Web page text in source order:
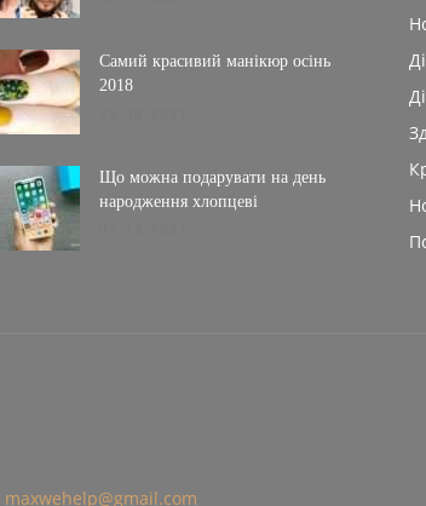
Самий красивий манікюр осінь
2018
Що можна подарувати на день
народження хлопцеві
maxwehelp@gmail.com